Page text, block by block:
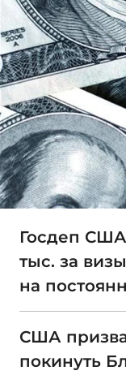
Госдеп США
тыс. за
на
США
покинуть